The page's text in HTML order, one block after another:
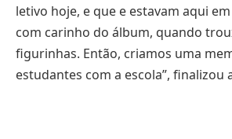
letivo hoje, e que e estavam aqui
com carinho do álbum, quando
figurinhas. Então, criamos uma
estudantes com a escola”, finalizou